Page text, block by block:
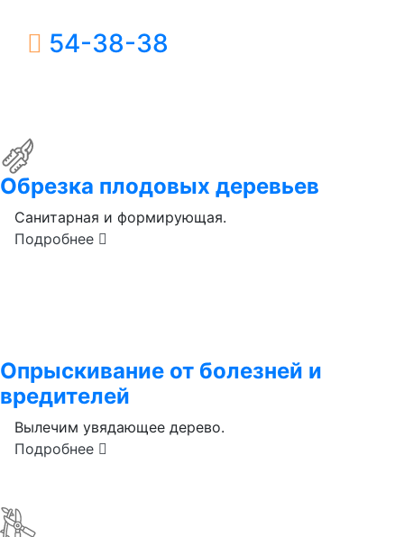
54-38-38
Обрезка плодовых деревьев
Санитарная и формирующая.
Подробнее
Опрыскивание от болезней и
вредителей
Вылечим увядающее дерево.
Подробнее